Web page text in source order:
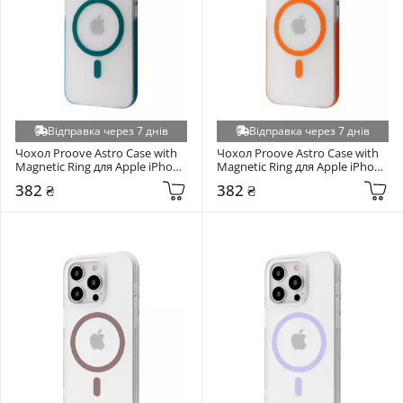
ZTE Nubia (+5)
ZTE Nubia Focus (+5)
Apple iPhone 17e (+4)
Apple iPhone SE 2022/2020/8/7 (+4)
Apple iPhone XS (+4)
Google Pixel 9/9 Pro/10/10 Pro (+4)
Honor Magic 5 Lite (+4)
Huawei P40 Lite E/Y7P (+4)
Huawei Y7 Prime 2018 (+4)
Infinix Hot 30i X669D (+4)
Infinix Smart 10 Plus (+4)
iPhone 16 Plus (+4)
iPhone 16 Pro (+4)
Відправка через 7 днів
Чохол Proove Astro Case with
Magnetic Ring для Apple iPhone
382 ₴
Відправка через 7 днів
Чохол Proove Astro Case with
Magnetic Ring для Apple iPhone
14 Pro Orange (6941720358)
382 ₴